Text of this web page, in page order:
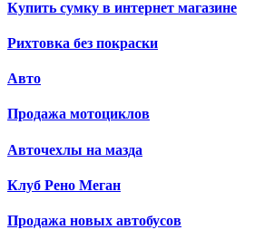
Купить сумку в интернет магазине
Рихтовка без покраски
Авто
Продажа мотоциклов
Авточехлы на мазда
Клуб Рено Меган
Продажа новых автобусов